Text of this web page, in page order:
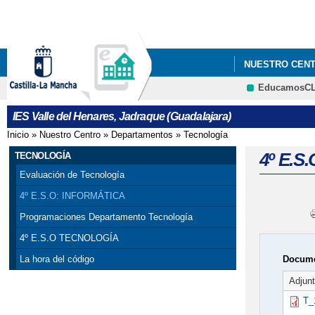
NUESTRO
IES Valle del Henares, Jadraque (Guadalajara)
Se encuentra usted aquí
Inicio » Nuestro Centro » Departamentos » Tecnología
TECNOLOGÍA
Evaluación de Tecnología
4º E.S.O: INFORMÁTICA
Programaciones Departamento Tecnología
4º E.S.O TECNOLOGÍA
La hora del código
4º